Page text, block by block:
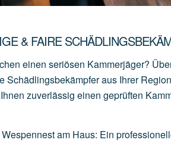
& FAIRE
einen seriösen Kammerjäger?
aus Ihrer
zuverlässig einen geprüften
am Haus: Ein